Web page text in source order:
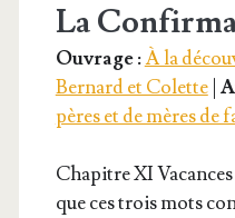
La
Ouvrage :À la
Bernard et Colette|
pères et de mères de
Cha­pitre XI
que ces trois mots